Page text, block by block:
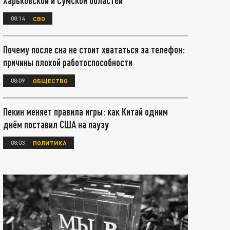
08:14 СВО
Почему после сна не стоит хвататься за телефон:
причины плохой работоспособности
08:09 ОБЩЕСТВО
Пекин меняет правила игры: как Китай одним
днём поставил США на паузу
08:03 ПОЛИТИКА